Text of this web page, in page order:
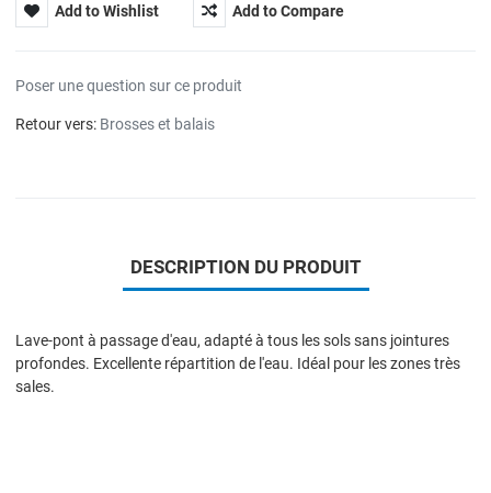
Add to Wishlist Add to Compare
Poser une question sur ce produit
Retour vers: Brosses et balais
DESCRIPTION DU PRODUIT
Lave-pont à passage d'eau, adapté à tous les sols sans jointures
profondes. Excellente répartition de l'eau. Idéal pour les zones très
sales.